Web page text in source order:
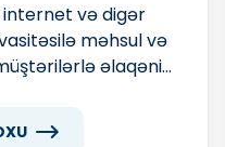
və digər
məhsul və
əlaqənin